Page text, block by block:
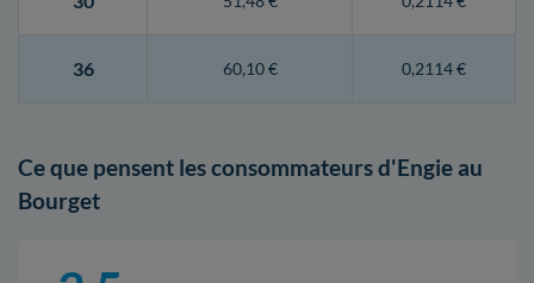
36 60,10 € 0,2114 €
Ce que pensent les consommateurs d'Engie au
Bourget